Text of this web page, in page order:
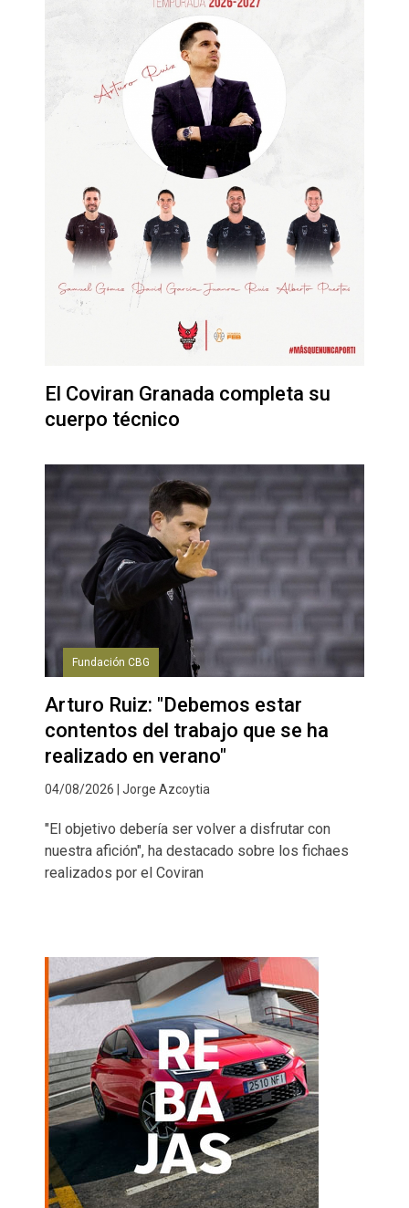
El Coviran Granada completa su
cuerpo técnico
Fundación CBG
Arturo Ruiz: "Debemos estar
contentos del trabajo que se ha
realizado en verano"
04/08/2026 | Jorge Azcoytia
"El objetivo debería ser volver a disfrutar con
nuestra afición", ha destacado sobre los fichaes
realizados por el Coviran